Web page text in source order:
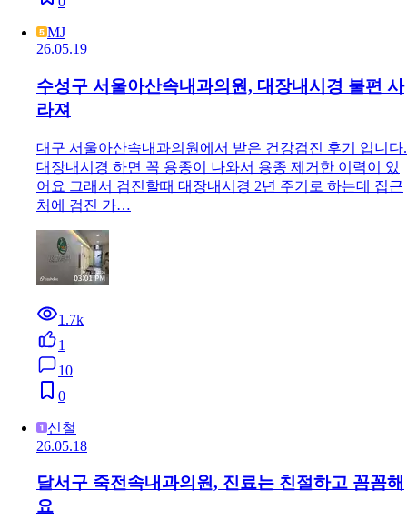
MJ
26.05.19
수성구 서울아산속내과의원, 대장내시경 불편 사
라져
대구 서울아산속내과의원에서 받은 건강검진 후기 입니다.
대장내시경 하면 꼭 용종이 나와서 용종 제거한 이력이 있
어요 그래서 검진할때 대장내시경 2년 주기로 하는데 집근
처에 검진 가…
1.7k
1
10
0
신철
26.05.18
달서구 죽전속내과의원, 진료는 친절하고 꼼꼼해
요